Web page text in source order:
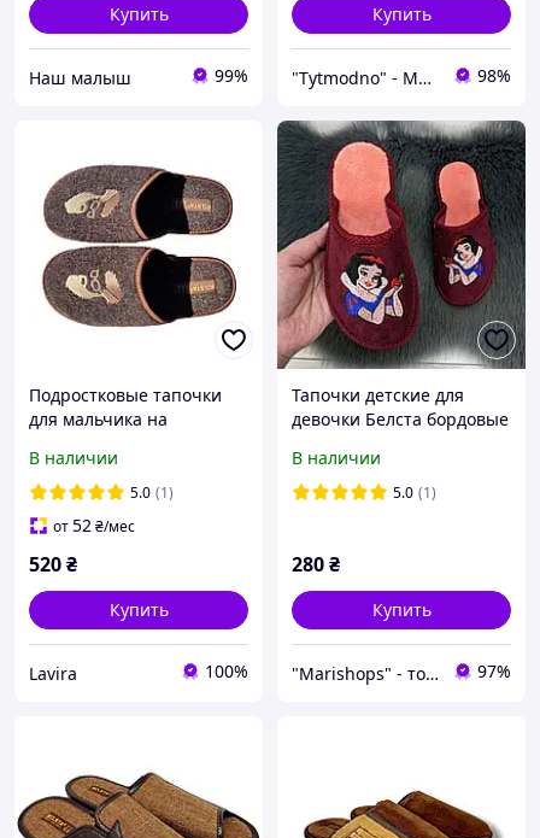
Купить
‏Наш малыш 99%
Купить
"Tytmodno" - Модно, не завжди дорого! 98%
Подростковые тапочки
для мальчика на
BELSTA из войлока,
украшенные вышивкой.
В наличии
5.0 (1)
от52₴/мес
520₴
Купить
Lavira 100%
Тапочки детские для
девочки Белста бордовые
В наличии
5.0 (1)
280₴
Купить
"Marishops" - товары для всей семьи. 97%